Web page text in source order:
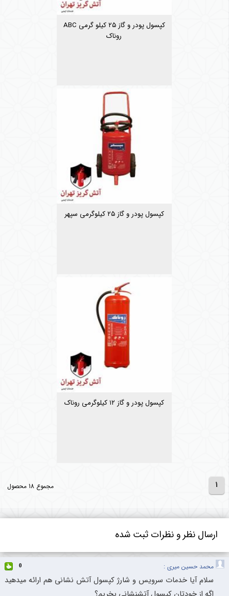
کپسول پودر و گاز ۲۵ کیلو گرمی ABC
روناک
کپسول پودر و گاز ۲۵ کیلوگرمی سپهر
کپسول پودر و گاز ۱۲ کیلوگرمی روناک
1 مجموع 18 محصول
ارسال نظر و نظرات ثبت شده
محمد حسین میری : 0
سلام آیا خدمات سرویس و شارژ کپسول آتش نشانی هم ارائه میدهید